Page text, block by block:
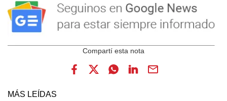
MÁS LEÍDAS